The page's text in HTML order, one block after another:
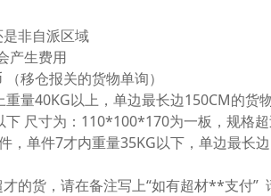
非自派区域
产生费用
移仓报关的货物单询）
重量40KG以上，单边最长边150CM的货
下 尺寸为：110*100*170为一板，规格
，单件7才内重量35KG以下，单边最长
的货，请在备注写上“如有超材**支付”